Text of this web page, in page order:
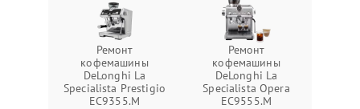
Ремонт
кофемашины
DeLonghi La
Specialista Prestigio
EC9355.M
Ремонт
кофемашины
DeLonghi La
Specialista Opera
EC9555.M